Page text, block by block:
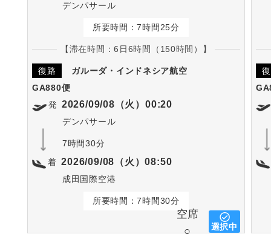
デンパサール
所要時間：7時間25分
【滞在時間：6日6時間（150時間）】
復路
ガルーダ・インドネシア航空
GA880便
発 2026/09/08（火）00:20
デンパサール
7時間30分
着 2026/09/08（火）08:50
成田国際空港
所要時間：7時間30分
空席
○
選択中